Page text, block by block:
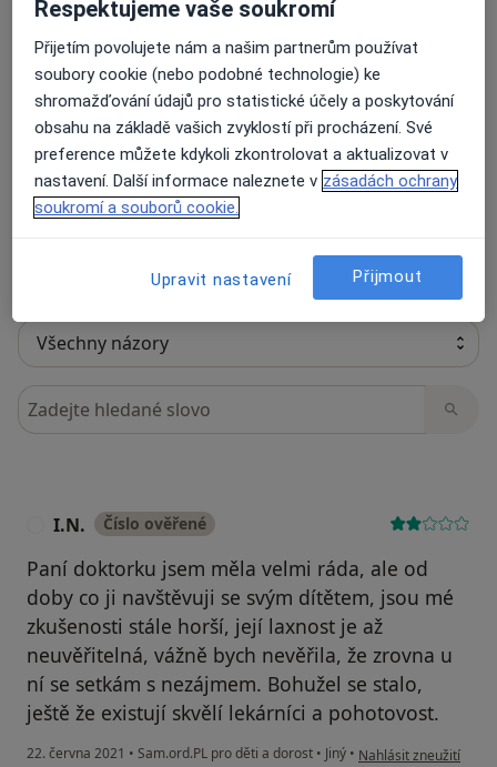
24 názorů
Recenze pacientů jsou pro nás důležité.
Specialisté nemají možnost zaplatit za
odstranění nebo změnu recenze pacienta.
Hledejte v názorech
I.N. Číslo ověřené
Paní doktorku jsem měla velmi ráda, ale od
doby co ji navštěvuji se svým dítětem, jsou mé
zkušenosti stále horší, její laxnost je až
neuvěřitelná, vážně bych nevěřila, že zrovna u
ní se setkám s nezájmem. Bohužel se stalo,
ještě že existují skvělí lekárníci a pohotovost.
22. června 2021 • Sam.ord.PL pro děti a dorost • Jiný • podle názoru
Nahlásit zneužití
Respektujeme vaše soukromí
Přijetím povolujete nám a našim partnerům používat
soubory cookie (nebo podobné technologie) ke
shromažďování údajů pro statistické účely a poskytování
obsahu na základě vašich zvyklostí při procházení. Své
preference můžete kdykoli zkontrolovat a aktualizovat v
nastavení. Další informace naleznete v zásadách ochrany
soukromí a souborů cookie.
Upravit nastavení Přijmout